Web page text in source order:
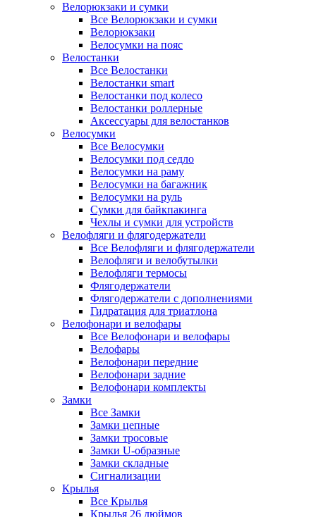
Велорюкзаки и сумки
Все Велорюкзаки и сумки
Велорюкзаки
Велосумки на пояс
Велостанки
Все Велостанки
Велостанки smart
Велостанки под колесо
Велостанки роллерные
Аксессуары для велостанков
Велосумки
Все Велосумки
Велосумки под седло
Велосумки на раму
Велосумки на багажник
Велосумки на руль
Сумки для байкпакинга
Чехлы и сумки для устройств
Велофляги и флягодержатели
Все Велофляги и флягодержатели
Велофляги и велобутылки
Велофляги термосы
Флягодержатели
Флягодержатели с дополнениями
Гидратация для триатлона
Велофонари и велофары
Все Велофонари и велофары
Велофары
Велофонари передние
Велофонари задние
Велофонари комплекты
Замки
Все Замки
Замки цепные
Замки тросовые
Замки U-образные
Замки складные
Сигнализации
Крылья
Все Крылья
Крылья 26 дюймов